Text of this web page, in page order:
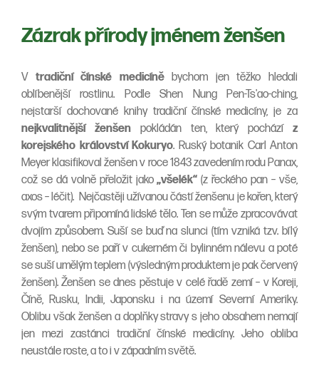
Zázrak přírody jménem ženšen
V tradiční čínské medicíněbychom jen těžko hledali
oblíbenější rostlinu. Podle Shen Nung Pen-Ts'ao-ching,
nejstarší dochované knihy tradiční čínské medicíny, je za
nejkvalitnější ženšenpokládán ten, který pocházíz
korejského království Kokuryo. Ruský botanik Carl Anton
Meyer klasifikoval ženšen v roce 1843 zavedením rodu Panax,
což se dá volně přeložit jako„všelék“ (z řeckého pan – vše,
axos – léčit). Nejčastěji užívanou částí ženšenu je kořen, který
svým tvarem připomíná lidské tělo. Ten se může zpracovávat
dvojím způsobem. Suší se buď na slunci (tím vzniká tzv. bílý
ženšen), nebo se paří v cukerném či bylinném nálevu a poté
se suší umělým teplem (výsledným produktem je pak červený
ženšen). Ženšen se dnes pěstuje v celé řadě zemí – v Koreji,
Číně, Rusku, Indii, Japonsku i na území Severní Ameriky.
Oblibu však ženšen a doplňky stravy s jeho obsahem nemají
jen mezi zastánci tradiční čínské medicíny. Jeho obliba
neustále roste, a to i v západním světě.